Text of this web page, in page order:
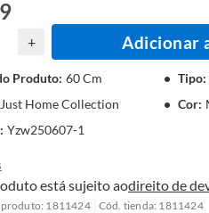
+ Adicionar
Produto: 60 Cm Tipo:
Just Home Collection Cor:
: Yzw250607-1
está sujeito aodireito de
produto: 1811424 Cód. tienda: 1811424